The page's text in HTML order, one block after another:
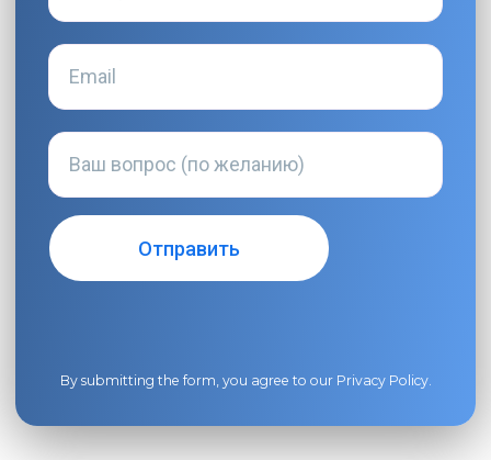
By submitting the form, you agree to our Privacy Policy.